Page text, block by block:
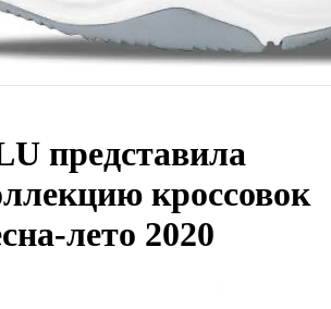
представила
кроссовок
лето 2020